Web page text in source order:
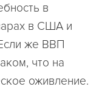
в
в США и
же ВВП
что на
оживление.